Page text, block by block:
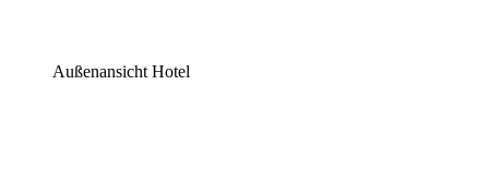
Außenansicht Hotel